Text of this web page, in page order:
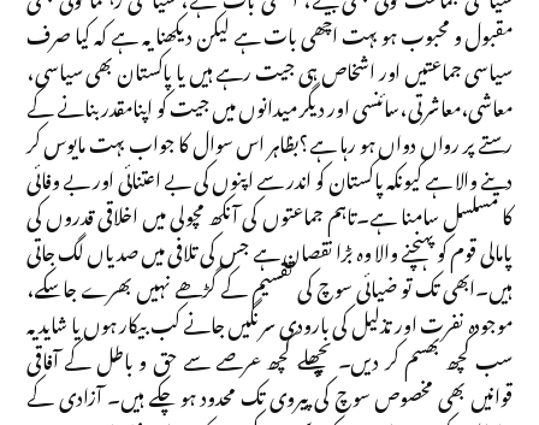
مقبول و محبوب ہو بہت اچھی بات ہے لیکن دیکھنا یہ ہے کہ کیا صرف
سیاسی جماعتیں اور اشخاص ہی جیت رہے ہیں یا پاکستان بھی سیاسی،
معاشی،معاشرتی،سائنسی اور دیگر میدانوں میں جیت کو اپنامقدر بنانے کے
رستے پر رواں دواں ہو رہا ہے؟بظاہر اس سوال کا جواب بہت مایوس کر
دینے والا ہے کیونکہ پاکستان کو اندر سے اپنوں کی بے اعتنائی اور بے وفائی
کا مسلسل سامنا ہے۔تاہم جماعتوں کی آنکھ مچولی میں اخلاقی قدروں کی
پامالی قوم کو پہنچنے والا وہ بڑا نقصان ہے جس کی تلافی میں صدیاں لگ جاتی
ہیں۔ابھی تک تو ضیائی سوچ کی تقسیم کے گڑھے نہیں بھرے جاسکے،
موجودہ نفرت اور تذلیل کی بارودی سرنگیں جانے کب بیکار ہوں یا شاید یہ
سب کچھ بھسم کر دیں۔ پچھلے کچھ عرصے سے حق و باطل کے آفاقی
قوانیں بھی مخصوص سوچ کی پیروی تک محدود ہو چکے ہیں۔ آزادی کے